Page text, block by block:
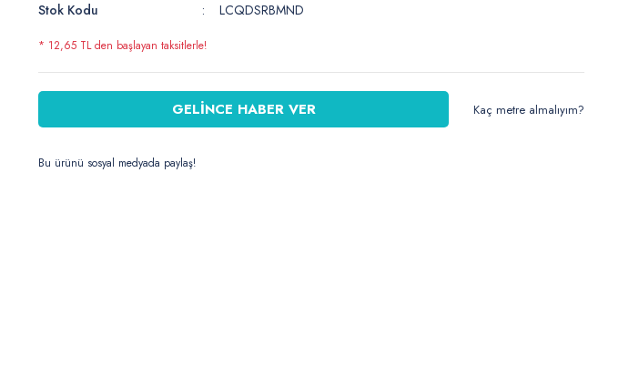
Stok Kodu
LCQDSRBMND
* 12,65 TL den başlayan taksitlerle!
GELİNCE HABER VER Kaç metre almalıyım?
Bu ürünü sosyal medyada paylaş!